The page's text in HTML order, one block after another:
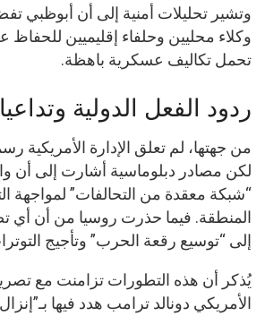
وتشير تحليلات أمنية إلى أن أبوظبي
وكلاء محليين وحلفاء إقليميين للحفاظ
تحمل تكاليف عسكرية باهظة.
ردود الفعل الدولية
من جهتها، لم تعلق الإدارة الأمريكية
لكن مصادر دبلوماسية أشارت إلى أن
“شبكة معقدة من التحالفات” لمواجهة
المنطقة. فيما حذرت روسيا من أن أي
إلى “توسيع رقعة الحرب” وتأجيج
يُذكر أن هذه التطورات تزامنت مع
الأمريكي دونالد ترامب هدد فيها